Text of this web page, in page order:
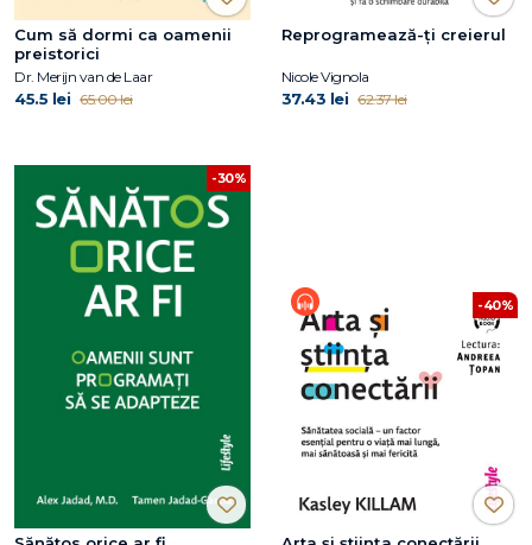
Cum să dormi ca oamenii
preistorici
Dr. Merijn van de Laar
45.5 lei 65.00 lei
Reprogramează-ți creierul
Nicole Vignola
37.43 lei 62.37 lei
-30%
-40%